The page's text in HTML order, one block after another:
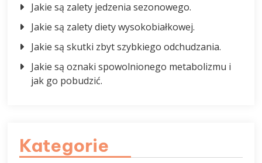
Jakie są zalety jedzenia sezonowego.
Jakie są zalety diety wysokobiałkowej.
Jakie są skutki zbyt szybkiego odchudzania.
Jakie są oznaki spowolnionego metabolizmu i
jak go pobudzić.
Kategorie